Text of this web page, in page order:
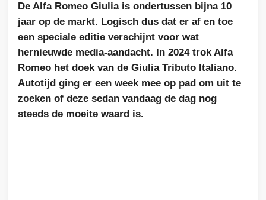
De Alfa Romeo Giulia is ondertussen bijna 10
jaar op de markt. Logisch dus dat er af en toe
een speciale editie verschijnt voor wat
hernieuwde media-aandacht. In 2024 trok Alfa
Romeo het doek van de Giulia Tributo Italiano.
Autotijd ging er een week mee op pad om uit te
zoeken of deze sedan vandaag de dag nog
steeds de moeite waard is.